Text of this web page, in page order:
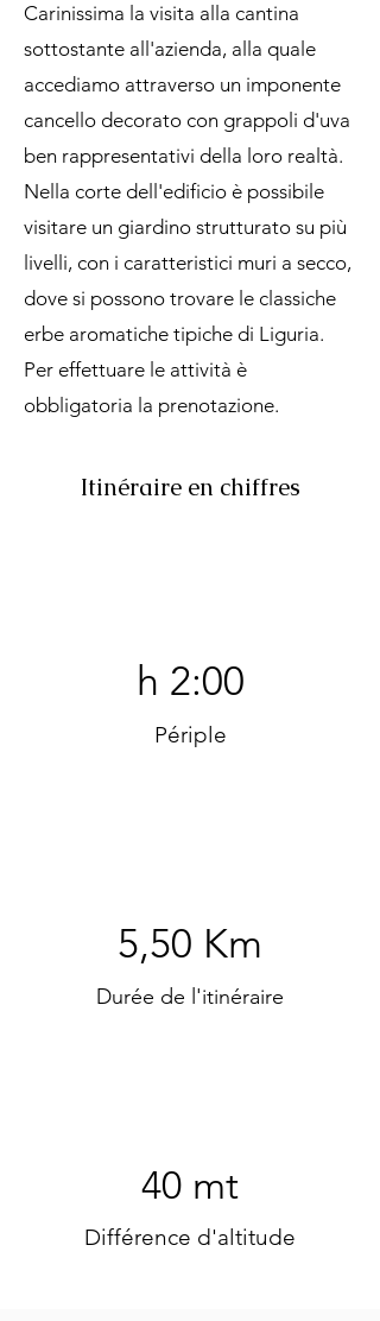
Carinissima la visita alla cantina
sottostante all'azienda, alla quale
accediamo attraverso un imponente
cancello decorato con grappoli d'uva
ben rappresentativi della loro realtà.
Nella corte dell'edificio è possibile
visitare un giardino strutturato su più
livelli, con i caratteristici muri a secco,
dove si possono trovare le classiche
erbe aromatiche tipiche di Liguria.
Per effettuare le attività è
obbligatoria la prenotazione.
Itinéraire en chiffres
h 2:00
Périple
5,50 Km
Durée de l'itinéraire
40 mt
Différence d'altitude